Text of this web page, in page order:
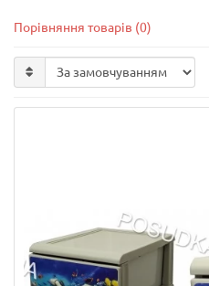
Порівняння товарів (0)